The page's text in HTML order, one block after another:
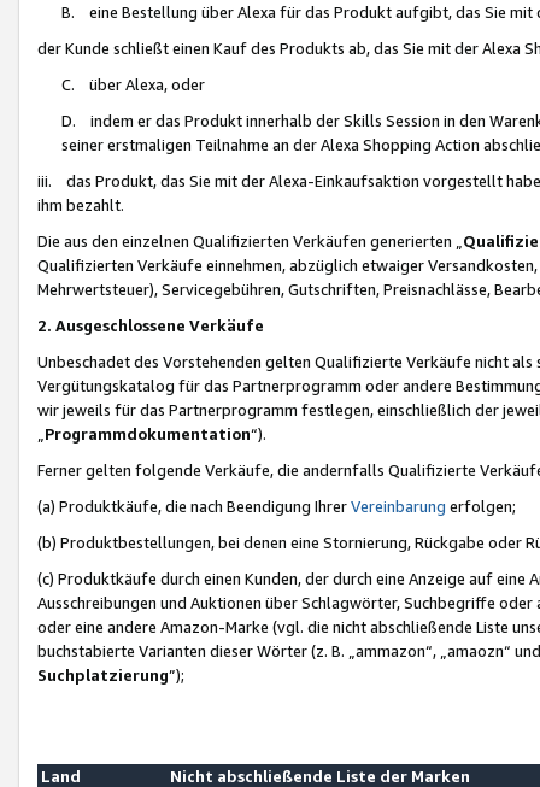
B. eine Bestellung über Alexa für das Produkt aufgibt, das Sie mit
der Kunde schließt einen Kauf des Produkts ab, das Sie mit der Alexa
C. über Alexa, oder
D. indem er das Produkt innerhalb der Skills Session in den
seiner erstmaligen Teilnahme an der Alexa Shopping Action
iii. das Produkt, das Sie mit der Alexa-Einkaufsaktion vorgestellt
ihm bezahlt.
Die aus den einzelnen Qualifizierten Verkäufen generierten „
Qualifizierten Verkäufe einnehmen, abzüglich etwaiger
Mehrwertsteuer), Servicegebühren, Gutschriften, Preisnachlässe,
2. Ausgeschlossene Verkäufe
Unbeschadet des Vorstehenden gelten Qualifizierte Verkäufe nicht
Vergütungskatalog für das Partnerprogramm oder andere
wir jeweils für das Partnerprogramm festlegen, einschließlich der
Programmdokumentation“).
Ferner gelten folgende Verkäufe, die andernfalls Qualifizierte
(a) Produktkäufe, die nach Beendigung IhrerVereinbarung erfolgen;
(b) Produktbestellungen, bei denen eine Stornierung, Rückgabe oder
(c) Produktkäufe durch einen Kunden, der durch eine Anzeige auf
Ausschreibungen und Auktionen über Schlagwörter, Suchbegriffe
oder eine andere Amazon-Marke (vgl. die nicht abschließende Liste
buchstabierte Varianten dieser Wörter (z. B. „ammazon“, „amaozn“
Suchplatzierung”);
Land
Nicht abschließende Liste der Marken